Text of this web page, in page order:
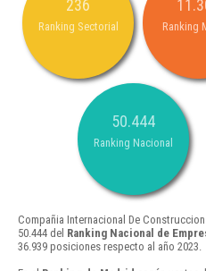
236
Ranking Sectorial Ranking
50.444
Ranking Nacional
Compañia Internacional De
50.444 del Ranking Nacional de
36.939 posiciones respecto al año 2023.